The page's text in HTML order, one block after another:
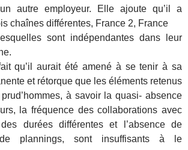
autre employeur. Elle ajoute qu’il a
chaînes différentes, France 2, France
sont indépendantes dans leur
qu’il aurait été amené à se tenir à sa
et rétorque que les éléments retenus
à savoir la quasi- absence
la fréquence des collaborations avec
durées différentes et l’absence de
de plannings, sont insuffisants à le